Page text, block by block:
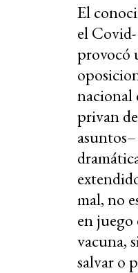
El
el
provocó
nacional
privan
mal, no
en
vacuna,
salvar o